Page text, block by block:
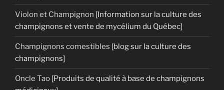
Violon et Champignon [Information sur la culture des
champignons et vente de mycélium du Québec]
Champignons comestibles [blog sur la culture des
champignons]
Oncle Tao [Produits de qualité à base de champignons